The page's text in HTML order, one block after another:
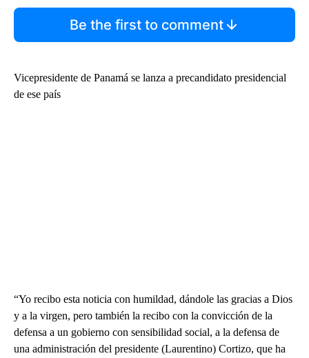
Be the first to comment
Vicepresidente de Panamá se lanza a precandidato presidencial
de ese país
“Yo recibo esta noticia con humildad, dándole las gracias a Dios
y a la virgen, pero también la recibo con la convicción de la
defensa a un gobierno con sensibilidad social, a la defensa de
una administración del presidente (Laurentino) Cortizo, que ha